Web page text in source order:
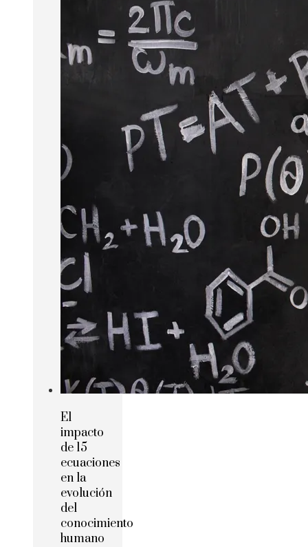
El
impacto
de 15
ecuaciones
en la
evolución
del
conocimiento
humano